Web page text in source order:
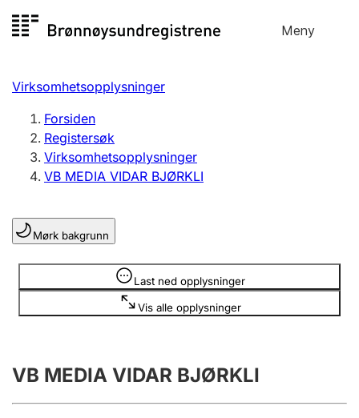
til
Meny
Registersøk
Aksjeselskap
Enkeltpersonforetak
Registrere, endre, slette
Lag og forening
Registrere, endre, slette
Innsending og forsinkelsesgebyr
Virksomhetsopplysninger
Forsiden
Registersøk
Virksomhetsopplysninger
VB MEDIA VIDAR BJØRKLI
Mørk bakgrunn
Last ned opplysninger
Vis alle opplysninger
Opplysninger er skjult
VB MEDIA VIDAR BJØRKLI